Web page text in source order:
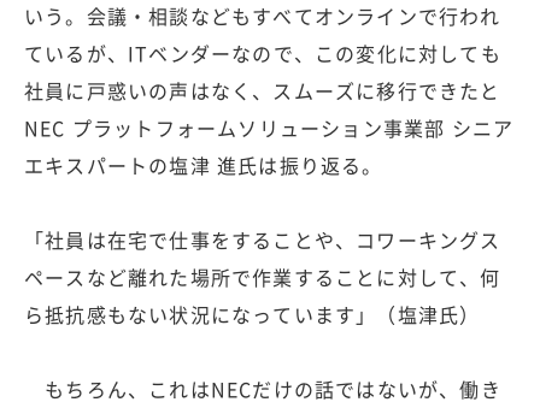
いう。会議・相談などもすべてオンラインで行われ
ているが、ITベンダーなので、この変化に対しても
社員に戸惑いの声はなく、スムーズに移行できたと
NEC プラットフォームソリューション事業部 シニア
エキスパートの塩津 進氏は振り返る。
「社員は在宅で仕事をすることや、コワーキングス
ペースなど離れた場所で作業することに対して、何
ら抵抗感もない状況になっています」（塩津氏）
もちろん、これはNECだけの話ではないが、働き